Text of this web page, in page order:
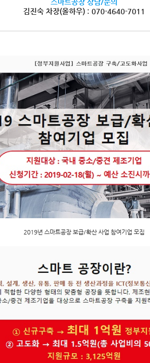
스마트공장 상담/문의
김진숙 차장(올하우) : 070-4640-7011
2019년 스마트공장 보급/확산 사업 참여기업 모집